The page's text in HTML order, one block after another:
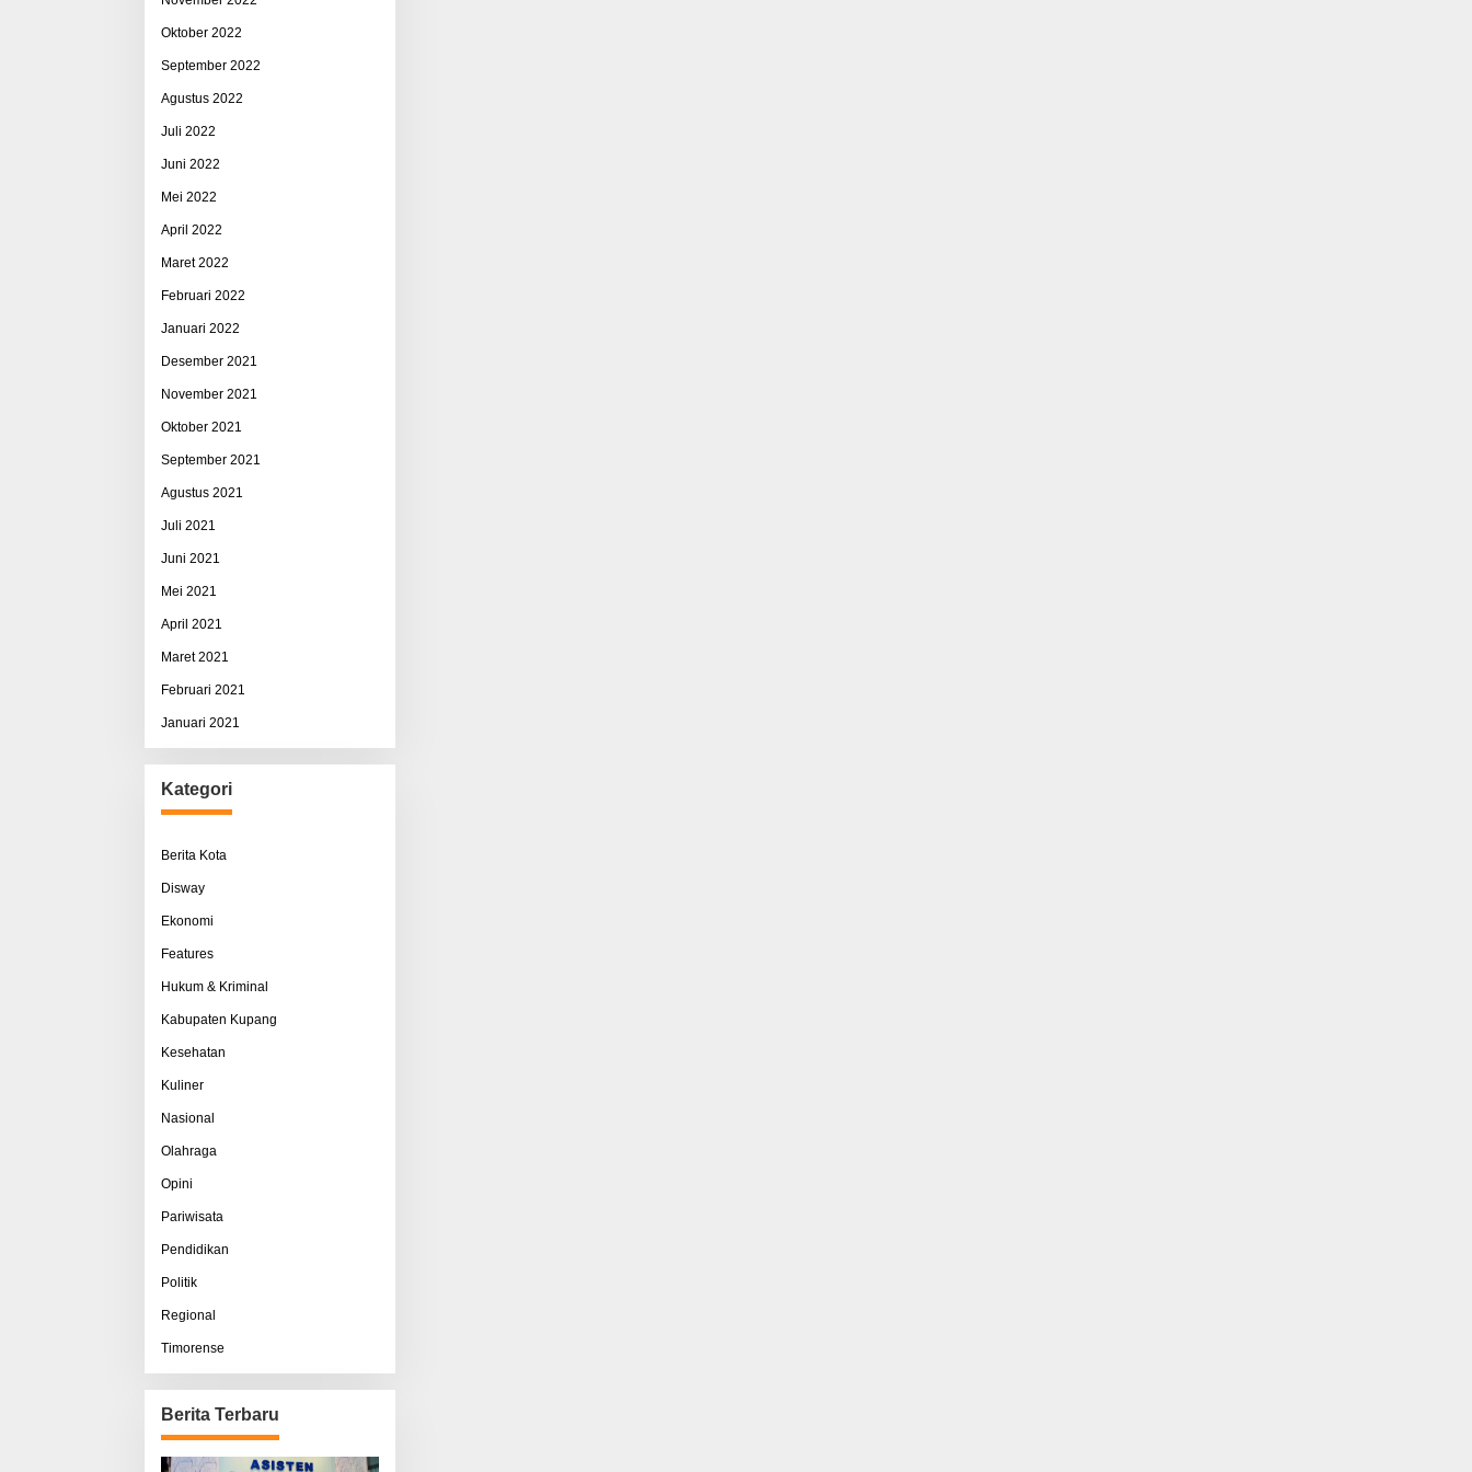
Oktober 2022
September 2022
Agustus 2022
Juli 2022
Juni 2022
Mei 2022
April 2022
Maret 2022
Februari 2022
Januari 2022
Desember 2021
November 2021
Oktober 2021
September 2021
Agustus 2021
Juli 2021
Juni 2021
Mei 2021
April 2021
Maret 2021
Februari 2021
Januari 2021
Kategori
Berita Kota
Disway
Ekonomi
Features
Hukum & Kriminal
Kabupaten Kupang
Kesehatan
Kuliner
Nasional
Olahraga
Opini
Pariwisata
Pendidikan
Politik
Regional
Timorense
Berita Terbaru